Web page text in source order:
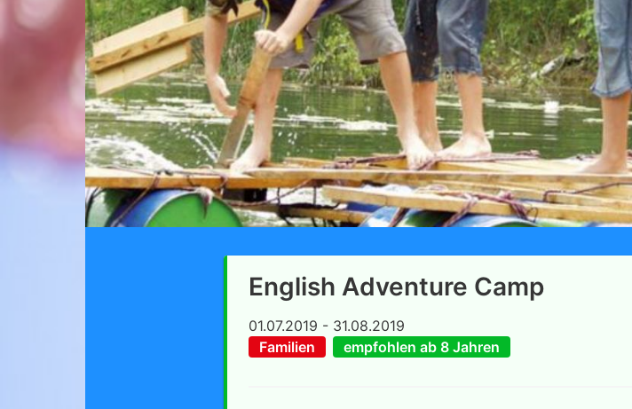
English Adventure Camp
01.07.2019 - 31.08.2019
Familien
empfohlen ab 8 Jahren